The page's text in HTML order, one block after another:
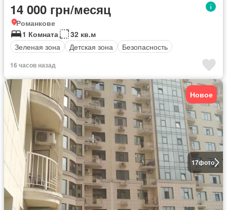
14 000 грн/месяц
Романкове
1 Комната
32 кв.м
Зеленая зона
Детская зона Безопасность
16 часов назад
17фото
Новое